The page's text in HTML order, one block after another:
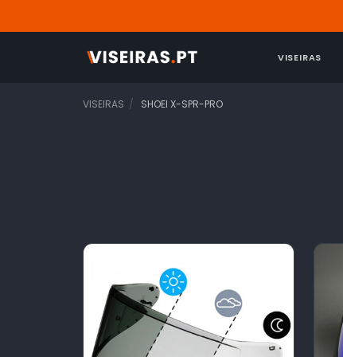
VISEIRAS
VISEIRAS SHOEI X-SPR-PRO